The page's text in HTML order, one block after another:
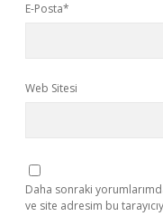
E-Posta*
Web Sitesi
Daha sonraki
ve site adresim bu